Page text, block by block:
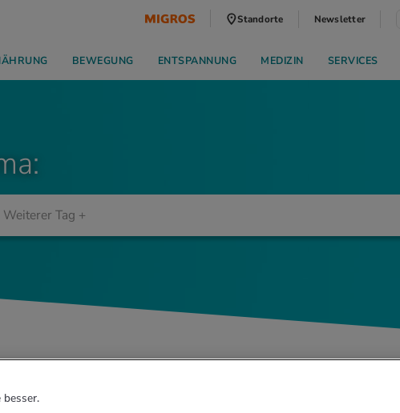
Standorte Newsletter
BEWEGUNG ENTSPANNUNG MEDIZIN SERVICES
besser.